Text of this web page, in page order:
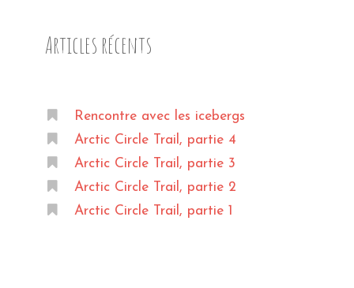
Articles récents
Rencontre avec les icebergs
Arctic Circle Trail, partie 4
Arctic Circle Trail, partie 3
Arctic Circle Trail, partie 2
Arctic Circle Trail, partie 1